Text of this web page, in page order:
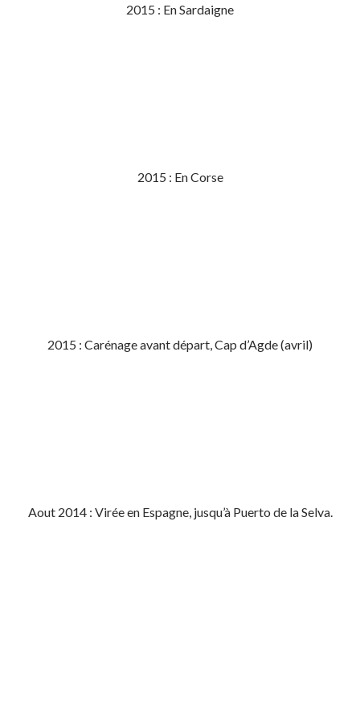
2015 : En Sardaigne
2015 : En Corse
2015 : Carénage avant départ, Cap d’Agde (avril)
Aout 2014 : Virée en Espagne, jusqu’à Puerto de la Selva.